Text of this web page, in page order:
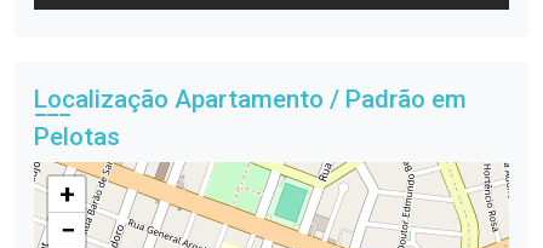
Localização Apartamento / Padrão em
Pelotas
+
−